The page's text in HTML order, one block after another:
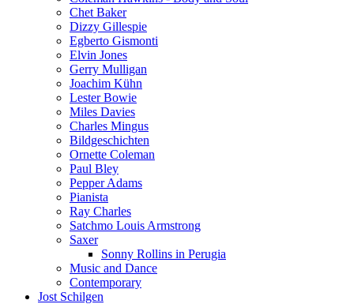
Chet Baker
Dizzy Gillespie
Egberto Gismonti
Elvin Jones
Gerry Mulligan
Joachim Kühn
Lester Bowie
Miles Davies
Charles Mingus
Bildgeschichten
Ornette Coleman
Paul Bley
Pepper Adams
Pianista
Ray Charles
Satchmo Louis Armstrong
Saxer
Sonny Rollins in Perugia
Music and Dance
Contemporary
Jost Schilgen